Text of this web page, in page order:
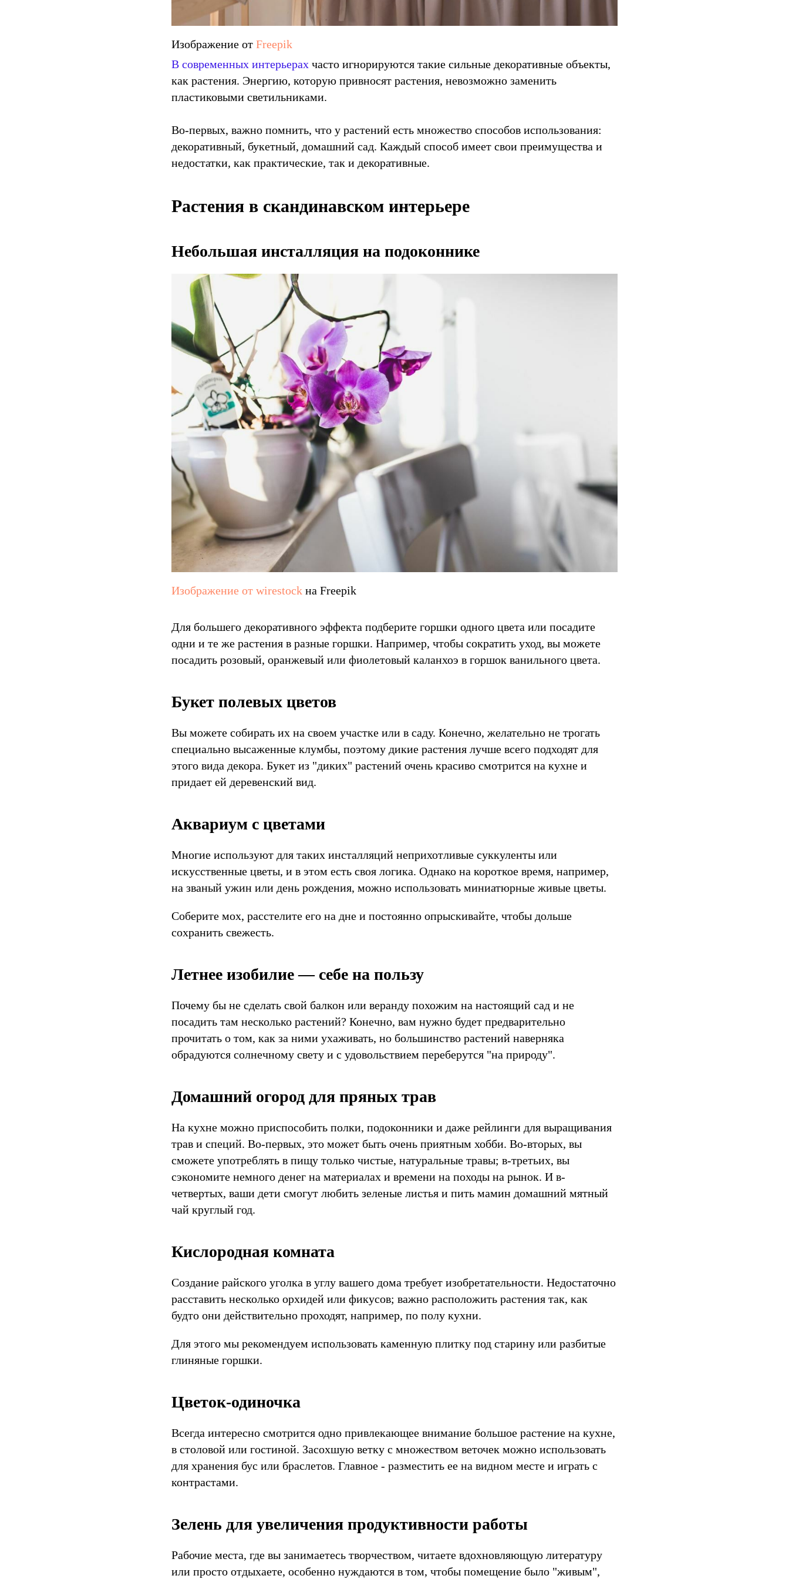
Изображение от Freepik
В современных интерьерах часто игнорируются такие сильные декоративные объекты,
как растения. Энергию, которую привносят растения, невозможно заменить
пластиковыми светильниками.
Во-первых, важно помнить, что у растений есть множество способов использования:
декоративный, букетный, домашний сад. Каждый способ имеет свои преимущества и
недостатки, как практические, так и декоративные.
Растения в скандинавском интерьере
Небольшая инсталляция на подоконнике
Изображение от wirestock на Freepik
Для большего декоративного эффекта подберите горшки одного цвета или посадите
одни и те же растения в разные горшки. Например, чтобы сократить уход, вы можете
посадить розовый, оранжевый или фиолетовый каланхоэ в горшок ванильного цвета.
Букет полевых цветов
Вы можете собирать их на своем участке или в саду. Конечно, желательно не трогать
специально высаженные клумбы, поэтому дикие растения лучше всего подходят для
этого вида декора. Букет из "диких" растений очень красиво смотрится на кухне и
придает ей деревенский вид.
Аквариум с цветами
Многие используют для таких инсталляций неприхотливые суккуленты или
искусственные цветы, и в этом есть своя логика. Однако на короткое время, например,
на званый ужин или день рождения, можно использовать миниатюрные живые цветы.
Соберите мох, расстелите его на дне и постоянно опрыскивайте, чтобы дольше
сохранить свежесть.
Летнее изобилие — себе на пользу
Почему бы не сделать свой балкон или веранду похожим на настоящий сад и не
посадить там несколько растений? Конечно, вам нужно будет предварительно
прочитать о том, как за ними ухаживать, но большинство растений наверняка
обрадуются солнечному свету и с удовольствием переберутся "на природу".
Домашний огород для пряных трав
На кухне можно приспособить полки, подоконники и даже рейлинги для выращивания
трав и специй. Во-первых, это может быть очень приятным хобби. Во-вторых, вы
сможете употреблять в пищу только чистые, натуральные травы; в-третьих, вы
сэкономите немного денег на материалах и времени на походы на рынок. И в-
четвертых, ваши дети смогут любить зеленые листья и пить мамин домашний мятный
чай круглый год.
Кислородная комната
Создание райского уголка в углу вашего дома требует изобретательности. Недостаточно
расставить несколько орхидей или фикусов; важно расположить растения так, как
будто они действительно проходят, например, по полу кухни.
Для этого мы рекомендуем использовать каменную плитку под старину или разбитые
глиняные горшки.
Цветок-одиночка
Всегда интересно смотрится одно привлекающее внимание большое растение на кухне,
в столовой или гостиной. Засохшую ветку с множеством веточек можно использовать
для хранения бус или браслетов. Главное - разместить ее на видном месте и играть с
контрастами.
Зелень для увеличения продуктивности работы
Рабочие места, где вы занимаетесь творчеством, читаете вдохновляющую литературу
или просто отдыхаете, особенно нуждаются в том, чтобы помещение было "живым",